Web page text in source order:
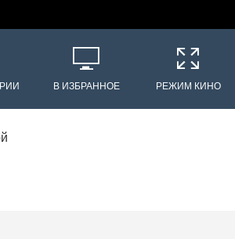
В ИЗБРАННОЕ РЕЖИМ КИНО